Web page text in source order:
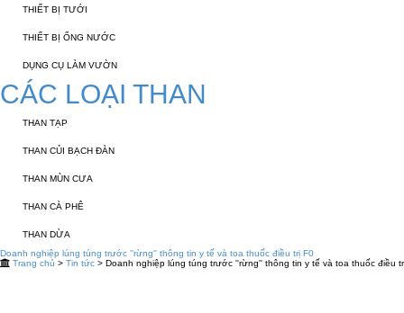
THIẾT BỊ TƯỚI
THIẾT BỊ ỐNG NƯỚC
DỤNG CỤ LÀM VƯỜN
CÁC LOẠI THAN
THAN TẠP
THAN CỦI BẠCH ĐÀN
THAN MÙN CƯA
THAN CÀ PHÊ
THAN DỪA
Doanh nghiệp lúng túng trước ''rừng'' thông tin y tế và toa thuốc điều trị F0
Trang chủ > Tin tức > Doanh nghiệp lúng túng trước ''rừng'' thông tin y tế và toa thuốc điều